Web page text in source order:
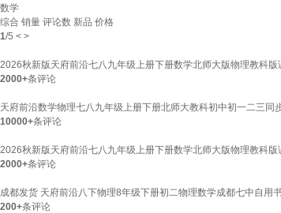
数学
综合 销量 评论数 新品 价格
1/5 < >
2026秋新版天府前沿七八九年级上册下册数学北师大版物理教科
2000+条评论
天府前沿数学物理七八九年级上册下册北师大教科初中初一二三
10000+条评论
2026秋新版天府前沿七八九年级上册下册数学北师大版物理教科
2000+条评论
成都发货 天府前沿八下物理8年级下册初二物理数学成都七中自用
200+条评论